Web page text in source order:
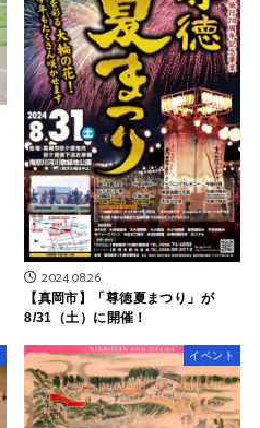
2024.08.26
【真岡市】「尊徳夏まつり」が
8/31（土）に開催！
イベント